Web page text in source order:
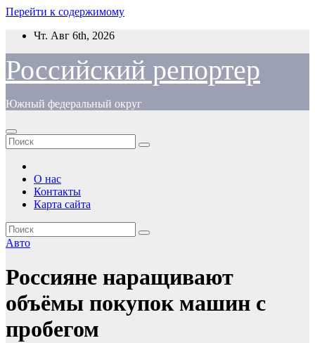
Перейти к содержимому
Чт. Авг 6th, 2026
Российский репортер
Южный федеральный округ
О нас
Контакты
Карта сайта
Авто
Россияне наращивают
объёмы покупок машин с
пробегом